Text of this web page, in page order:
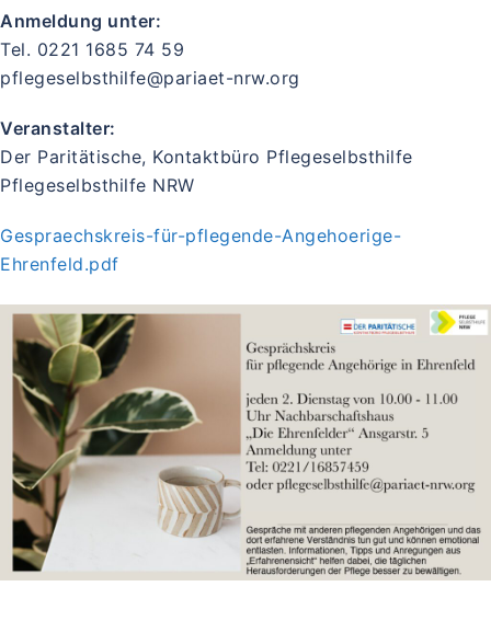
Anmeldung unter:
Tel. 0221 1685 74 59
pflegeselbsthilfe@pariaet-nrw.org
Veranstalter:
Der Paritätische, Kontaktbüro Pflegeselbsthilfe
Pflegeselbsthilfe NRW
Gespraechskreis-für-pflegende-Angehoerige-
Ehrenfeld.pdf